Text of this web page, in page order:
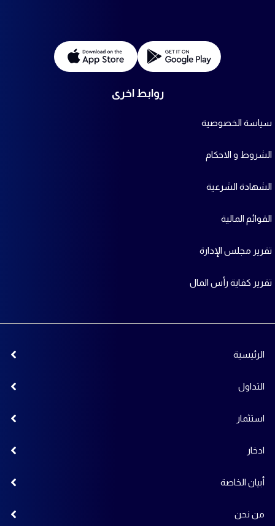
روابط اخرى
سياسة الخصوصية
الشروط و الاحكام
الشهادة الشرعية
القوائم المالية
تقرير مجلس الإدارة
تقرير كفاية رأس المال
الرئيسية
التداول
استثمار
ادخار
أبيان الخاصة
من نحن